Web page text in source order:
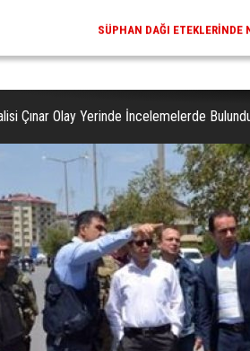
ADILCEVAZ ESKI
Çınar Olay Yerinde İncelemelerde